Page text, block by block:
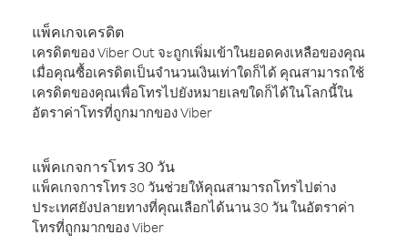
แพ็คเกจเครดิต
เครดิตของ Viber Out จะถูกเพิ่มเข้าในยอดคงเหลือของคุณ
เมื่อคุณซื้อเครดิตเป็นจำนวนเงินเท่าใดก็ได้ คุณสามารถใช้
เครดิตของคุณเพื่อโทรไปยังหมายเลขใดก็ได้ในโลกนี้ใน
อัตราค่าโทรที่ถูกมากของ Viber
แพ็คเกจการโทร 30 วัน
แพ็คเกจการโทร 30 วันช่วยให้คุณสามารถโทรไปต่าง
ประเทศยังปลายทางที่คุณเลือกได้นาน 30 วัน ในอัตราค่า
โทรที่ถูกมากของ Viber